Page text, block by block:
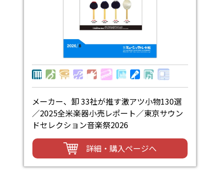
メーカー、卸 33社が推す激アツ小物130選
／2025全米楽器小売レポート／東京サウン
ドセレクション音楽祭2026
詳細・購入ページへ